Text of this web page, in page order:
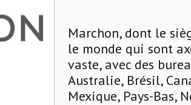
Marchon, dont le
le monde qui sont
vaste, avec des
Australie, Brésil,
Mexique, Pays-Bas,